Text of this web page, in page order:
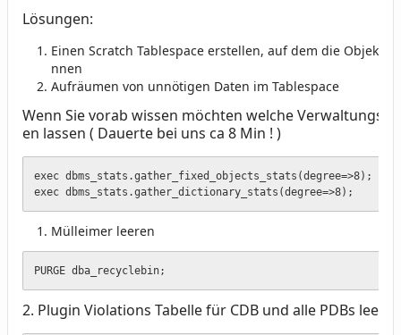
Lösungen:
Einen Scratch Tablespace erstellen, auf dem die
nnen
Aufräumen von unnötigen Daten im Tablespace
Wenn Sie vorab wissen möchten welche
en lassen ( Dauerte bei uns ca 8 Min ! )
exec dbms_stats.gather_fixed_objects_stats(degree=>8);
exec dbms_stats.gather_dictionary_stats(degree=>8);
Mülleimer leeren
PURGE dba_recyclebin;
2. Plugin Violations Tabelle für CDB und alle PDBs leeren